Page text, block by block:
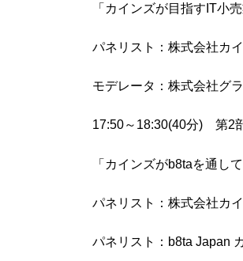
「カインズが目指すIT小
パネリスト：株式会社カ
モデレータ：株式会社グ
17:50～18:30(40分) 第2
「カインズがb8taを通し
パネリスト：株式会社カ
パネリスト：b8ta Japan